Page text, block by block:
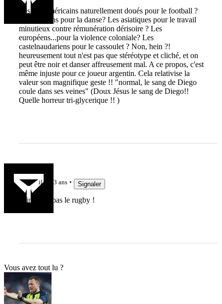
Les sud américains naturellement doués pour le football ?
Les africains pour la danse? Les asiatiques pour le travail
minutieux contre rémunération dérisoire ? Les
européens...pour la violence coloniale? Les
castelnaudariens pour le cassoulet ? Non, hein ?!
heureusement tout n'est pas que stéréotype et cliché, et on
peut être noir et danser affreusement mal. A ce propos, c'est
même injuste pour ce joueur argentin. Cela relativise la
valeur son magnifique geste !! "normal, le sang de Diego
coule dans ses veines" (Doux Jésus le sang de Diego!!
Quelle horreur tri-glycerique !! )
il y a 3 ans Signaler
N'insultez pas le rugby !
Vous avez tout lu ?